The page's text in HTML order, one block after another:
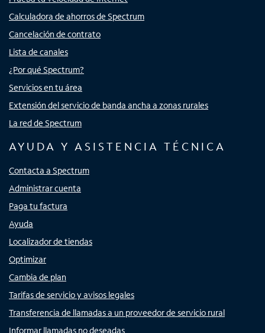
Calculadora de ahorros de Spectrum
Cancelación de contrato
Lista de canales
¿Por qué Spectrum?
Servicios en tu área
Extensión del servicio de banda ancha a zonas rurales
La red de Spectrum
AYUDA Y ASISTENCIA TÉCNICA
Contacta a Spectrum
Administrar cuenta
Paga tu factura
Ayuda
Localizador de tiendas
Optimizar
Cambia de plan
Tarifas de servicio y avisos legales
Transferencia de llamadas a un proveedor de servicio rural
Informar llamadas no deseadas